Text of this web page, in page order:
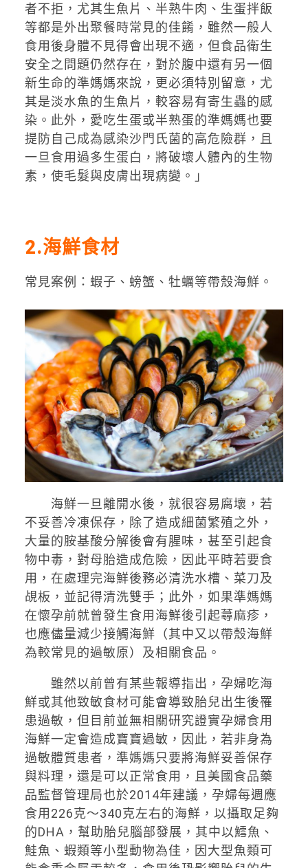
者不拒，尤其生魚片、半熟牛肉、生蛋拌飯
等都是外出聚餐時常見的佳餚，雖然一般人
食用後身體不見得會出現不適，但食品衛生
安全之問題仍然存在，對於腹中還有另一個
新生命的準媽媽來說，更必須特別留意，尤
其是淡水魚的生魚片，較容易有寄生蟲的感
染。此外，愛吃生蛋或半熟蛋的準媽媽也要
提防自己成為感染沙門氏菌的高危險群，且
一旦食用過多生蛋白，將破壞人體內的生物
素，使毛髮與皮膚出現病變。」
2.海鮮食材
常見案例：蝦子、螃蟹、牡蠣等帶殼海鮮。
海鮮一旦離開水後，就很容易腐壞，若
不妥善冷凍保存，除了造成細菌繁殖之外，
大量的胺基酸分解後會有腥味，甚至引起食
物中毒，對母胎造成危險，因此平時若要食
用，在處理完海鮮後務必清洗水槽、菜刀及
覘板，並記得清洗雙手；此外，如果準媽媽
在懷孕前就曾發生食用海鮮後引起蕁麻疹，
也應儘量減少接觸海鮮（其中又以帶殼海鮮
為較常見的過敏原）及相關食品。
雖然以前曾有某些報導指出，孕婦吃海
鮮或其他致敏食材可能會導致胎兒出生後罹
患過敏，但目前並無相關研究證實孕婦食用
海鮮一定會造成寶寶過敏，因此，若非身為
過敏體質患者，準媽媽只要將海鮮妥善保存
與料理，還是可以正常食用，且美國食品藥
品監督管理局也於2014年建議，孕婦每週應
食用226克～340克左右的海鮮，以攝取足夠
的DHA，幫助胎兒腦部發展，其中以鱈魚、
鮭魚、蝦類等小型動物為佳，因大型魚類可